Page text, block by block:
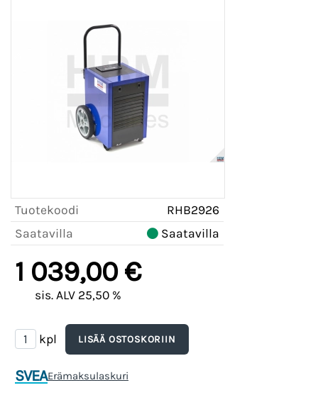
Tuotekoodi
RHB2926
Saatavilla
Saatavilla
1 039,00 €
sis. ALV 25,50 %
kpl
SVEAErämaksulaskuri